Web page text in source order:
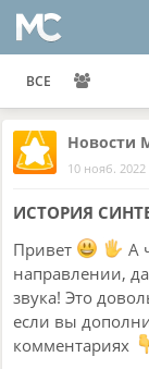
ВСЕ
Новости
10 нояб. 2022
ИСТОРИЯ
Привет
А
направлении,
звука! Это
если вы
комментариях